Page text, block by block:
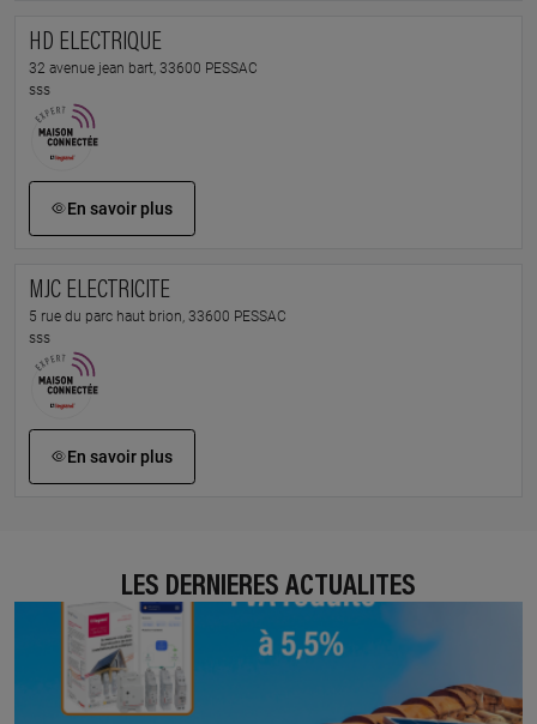
HD ELECTRIQUE
32 avenue jean bart, 33600 PESSAC
sss
En savoir plus
MJC ELECTRICITE
5 rue du parc haut brion, 33600 PESSAC
sss
En savoir plus
LES DERNIÈRES ACTUALITÉS